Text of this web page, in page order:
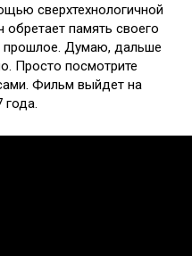
сверхтехнологичной
память своего
прошлое. Думаю, дальше
Просто посмотрите
Фильм выйдет на
года.